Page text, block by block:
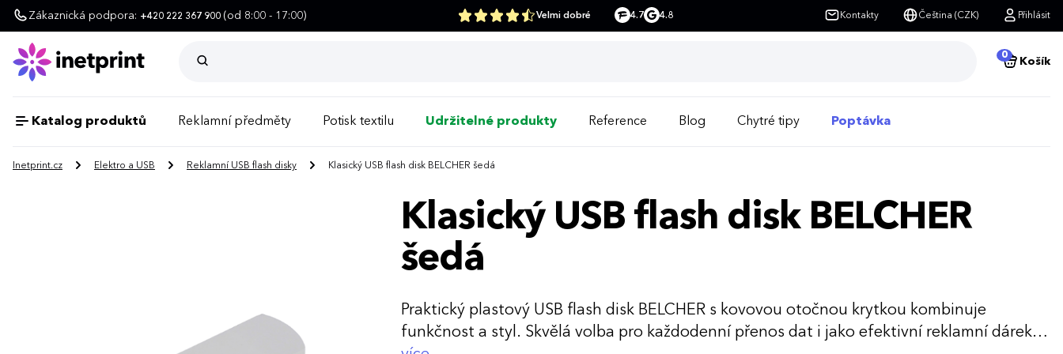
Zákaznická podpora: +420 222 367 900 (od 8:00 - 17:00) Velmi dobré 4.7 4.8 Kontakty Čeština (CZK) Přihlásit
0
Košík
Katalog produktů Reklamní předměty Potisk textilu Udržitelné produkty Reference Blog Chytré tipy Poptávka
Inetprint.cz Elektro a USB Reklamní USB flash disky Klasický USB flash disk BELCHER šedá
Klasický USB flash disk BELCHER
šedá
Praktický plastový USB flash disk BELCHER s kovovou otočnou krytkou kombinuje
funkčnost a styl. Skvělá volba pro každodenní přenos dat i jako efektivní reklamní dárek.